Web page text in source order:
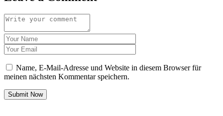
Name, E-Mail-Adresse und Website in diesem Browser für
meinen nächsten Kommentar speichern.
Submit Now